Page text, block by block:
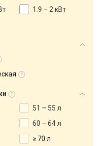
1.9 – 2 кВт
51 – 55 л
60 – 64 л
≥ 70 л